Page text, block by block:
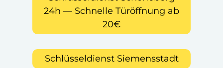
24h — Schnelle Türöffnung ab
20€
Schlüsseldienst Siemensstadt